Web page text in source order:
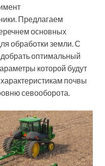
Предлагаем
основных
обработки земли. С
оптимальный
которой будут
почвы
севооборота.